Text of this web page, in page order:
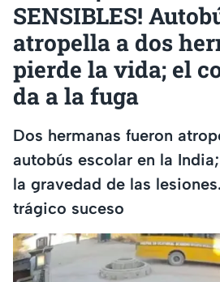
SENSIBLES!
atropella a dos
pierde la vida; el
da a la fuga
Dos hermanas fueron
autobús escolar en la
la gravedad de las
trágico suceso